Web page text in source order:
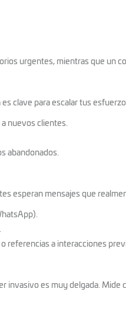
urgentes, mientras que
es clave para escalar tus
nuevos clientes.
abandonados.
esperan mensajes que
referencias a interacciones
invasivo es muy delgada.